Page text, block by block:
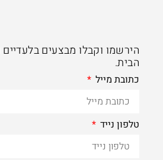
הירשמו וקבלו מבצעים בלעדיים
הבית.
כתובת מייל
טלפון נייד